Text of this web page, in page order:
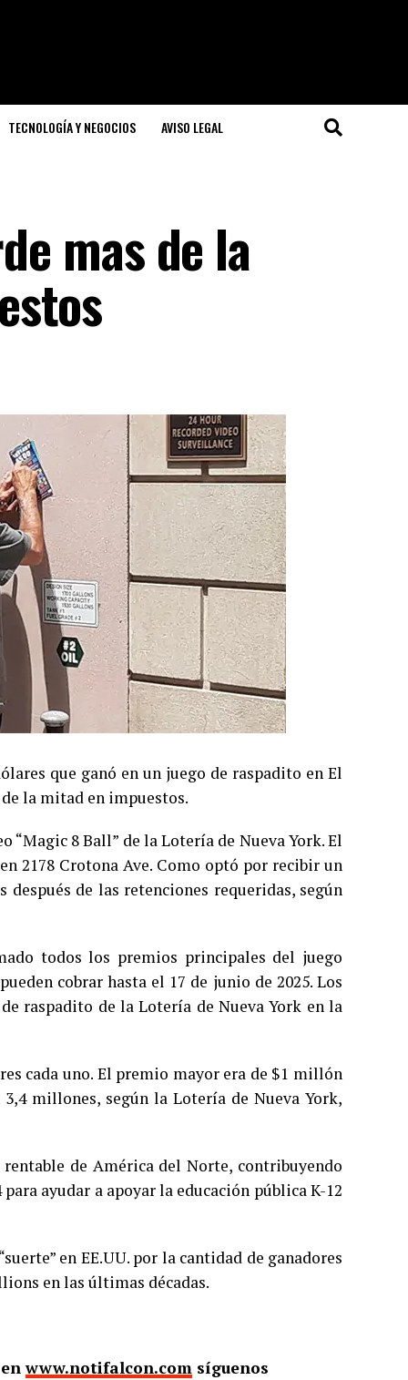
TECNOLOGÍA Y NEGOCIOS AVISO LEGAL
mas de la
que ganó en un juego de raspadito en El
la mitad en impuestos.
8 Ball” de la Lotería de Nueva York. El
2178 Crotona Ave. Como optó por recibir un
de las retenciones requeridas, según
todos los premios principales del juego
cobrar hasta el 17 de junio de 2025. Los
raspadito de la Lotería de Nueva York en la
cada uno. El premio mayor era de $1 millón
millones, según la Lotería de Nueva York,
de América del Norte, contribuyendo
ayudar a apoyar la educación pública K-12
en EE.UU. por la cantidad de ganadores
en las últimas décadas.
enwww.notifalcon.com síguenos